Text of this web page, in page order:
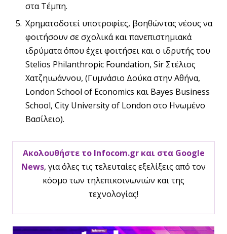
στα Τέμπη.
Χρηματοδοτεί υποτροφίες, βοηθώντας νέους να
φοιτήσουν σε σχολικά και πανεπιστημιακά
ιδρύματα όπου έχει φοιτήσει και ο ιδρυτής του
Stelios Philanthropic Foundation, Sir Στέλιος
Χατζηιωάννου, (Γυμνάσιο Δούκα στην Αθήνα,
London School of Economics και Bayes Business
School, City University of London στο Ηνωμένο
Βασίλειο).
Ακολουθήστε το Infocom.gr και στα Google
News, για όλες τις τελευταίες εξελίξεις από τον
κόσμο των τηλεπικοινωνιών και της
τεχνολογίας!